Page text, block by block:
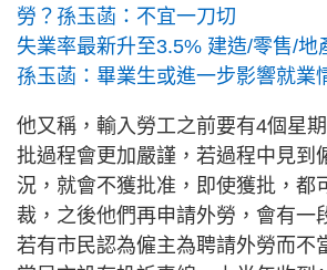
勞？孫玉菡：不宜一刀切
失業率最新升至3.5% 建造/零售/地
孫玉菡：畢業生或進一步影響就業
他又稱，輸入勞工之前要有4個星
批過程會更加嚴謹，若過程中見到
況，就會不獲批准，即使獲批，都
裁，之後他們再申請外勞，會有一
若有市民認為僱主為聘請外勞而不